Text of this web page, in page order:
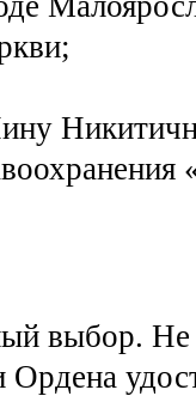
выбор. Не